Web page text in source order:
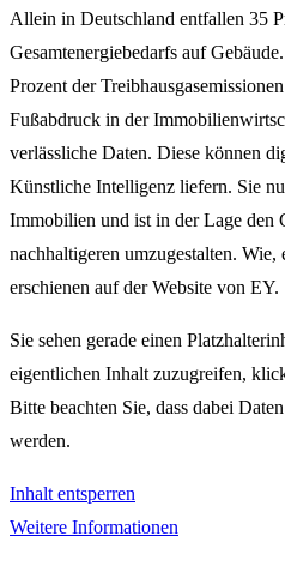
Allein in Deutschland entfallen 35
Gesamtenergiebedarfs auf
Prozent der
Fußabdruck in der
verlässliche Daten. Diese können
Künstliche Intelligenz liefern. Sie
Immobilien und ist in der Lage den
nachhaltigeren umzugestalten.
erschienen auf der Website von EY.
Sie sehen gerade einen
eigentlichen Inhalt zuzugreifen,
Bitte beachten Sie, dass dabei
werden.
Inhalt entsperren
Weitere Informationen